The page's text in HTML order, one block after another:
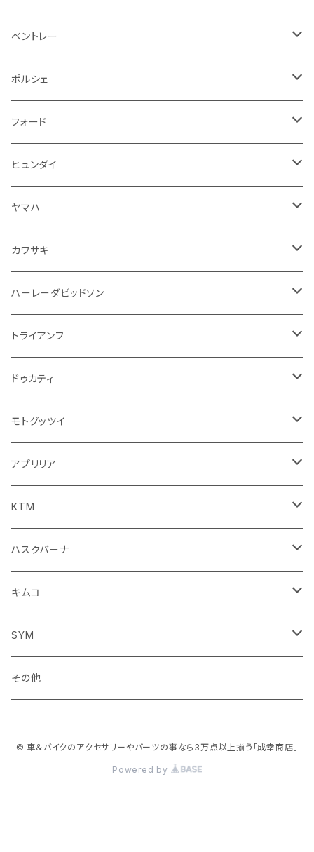
ステアリングホイールカバー
修理ツール
運転席周り
アームレスト
ドア回り
ホーン
キーホルダー
収納用品
灰皿・ゴミ箱
インテリアパネル
ドリンクホルダー
携帯・スマホホルダー
ステッカー
ダッシュボード
外装系
スポイラー系
シートカバー
その他
その他
ケーブル系
排気系
ガスケット
通信系
吸気系
エアフィルター
その他
冷却系
ラジエーター
その他
シフトノブ
運転席周り
ドア回り
アームレスト
ライト系
ウインカー
トランクマット
フロアマット
ベントレー
フロアマット
外装
グリル
ポルシェ
フロアマット
その他
フォード
フロアマット
ダッシュボード
ドア回り
エンジン系
オイル系
その他
フロントガラス回り
ワイパー
リアガラス回り
ライト系
フォグランプ
ミラー系
足回り
サスペンション
ヒュンダイ
フロアマット
ヤマハ
電装系
ウインカー
モーター系
ミラー
ブレーキ系
クラッチブレーキレバー
駆動系
その他
フェンダー系
足回り
サスペンション
カワサキ
ミラー
ハンドル系
足回り
サスペンション
タンク系
キャップ
ブレーキ系
ブレーキ・クラッチレバー
ハーレーダビッドソン
ミラー
トライアンフ
ミラー
ドゥカティ
ミラー
その他
ブレーキ系
ブレーキクラッチレバー
フェンダー系
モトグッツイ
ミラー
アプリリア
ミラー
ブレーキ系
クラッチブレーキレバー
フェンダー系
KTM
ミラー
ハスクバーナ
ミラー
キムコ
ミラー
SYM
ミラー
その他
© 車＆バイクのアクセサリーやパーツの事なら3万点以上揃う「成幸商店」
Powered by